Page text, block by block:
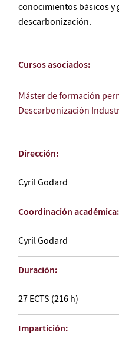
conocimientos básicos y
descarbonización.
Cursos asociados:
Máster de formación
Descarbonización
Dirección:
Cyril Godard
Coordinación académica:
Cyril Godard
Duración:
27 ECTS (216 h)
Impartición: